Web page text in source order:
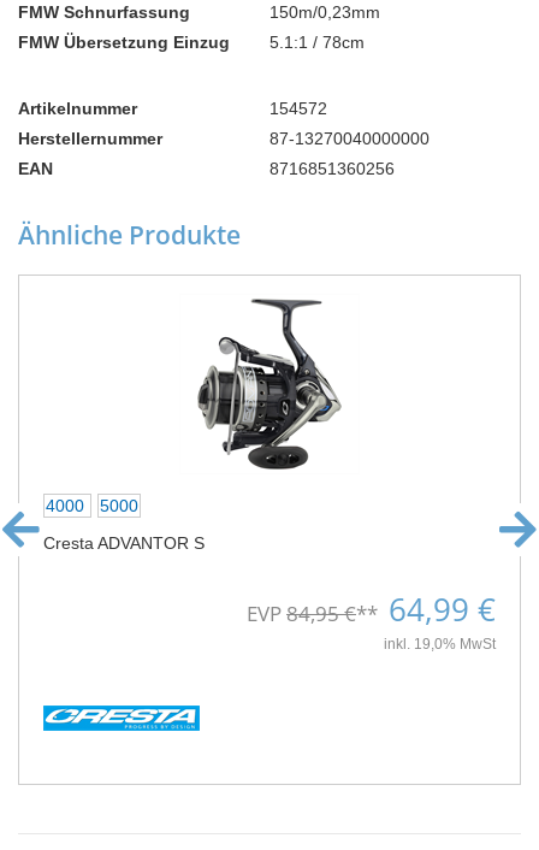
FMW Schnurfassung
150m/0,23mm
FMW Übersetzung Einzug
5.1:1 / 78cm
Artikelnummer
154572
Herstellernummer
87-13270040000000
EAN
8716851360256
Ähnliche Produkte
4000
5000
Cresta ADVANTOR S
EVP84,95 €** 64,99 €
inkl. 19,0% MwSt